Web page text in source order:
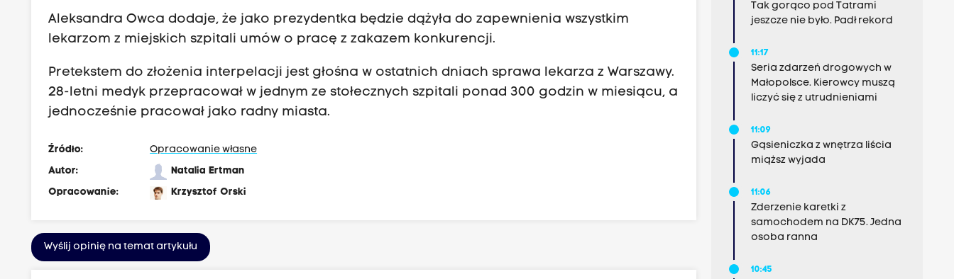
Aleksandra Owca dodaje, że jako prezydentka będzie dążyła do zapewnienia wszystkim
lekarzom z miejskich szpitali umów o pracę z zakazem konkurencji.
Pretekstem do złożenia interpelacji jest głośna w ostatnich dniach sprawa lekarza z Warszawy.
28-letni medyk przepracował w jednym ze stołecznych szpitali ponad 300 godzin w miesiącu, a
jednocześnie pracował jako radny miasta.
Źródło:
Opracowanie własne
Autor:
Natalia Ertman
Opracowanie:
Krzysztof Orski
Wyślij opinię na temat artykułu
Tak gorąco pod Tatrami
jeszcze nie było. Padł rekord
11:17
Seria zdarzeń drogowych w
Małopolsce. Kierowcy muszą
liczyć się z utrudnieniami
11:09
Gąsieniczka z wnętrza liścia
miąższ wyjada
11:06
Zderzenie karetki z
samochodem na DK75. Jedna
osoba ranna
10:45